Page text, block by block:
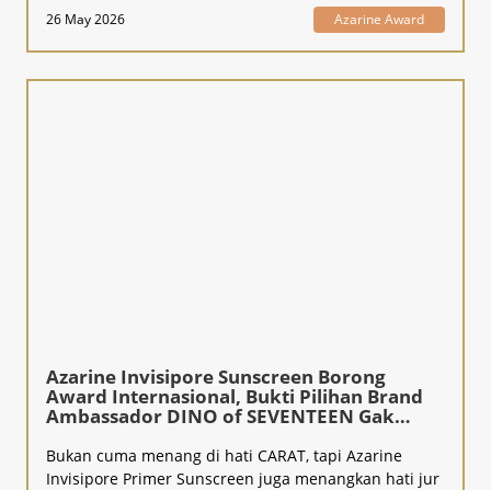
26 May 2026 Azarine Award
Azarine Invisipore Sunscreen Borong
Award Internasional, Bukti Pilihan Brand
Ambassador DINO of SEVENTEEN Gak
Bukan cuma menang di hati CARAT, tapi Azarine
Invisipore Primer Sunscreen juga menangkan hati jur